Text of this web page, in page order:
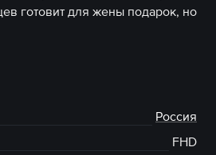
готовит для жены подарок, но
Россия
FHD